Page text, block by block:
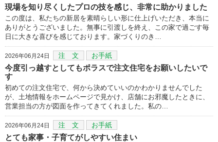
現場を知り尽くしたプロの技を感じ、非常に助かりました
この度は、私たちの新居を素晴らしい形に仕上げいただき、本当に
ありがとうございました。無事に引渡しを終え、この家で過ごす毎
日に大きな喜びを感じております。家づくりのき…
2026年06月24日 注 文 お手紙
今度引っ越すとしてもポラスで注文住宅をお願いしたいで
す
初めての注文住宅で、何から決めていいのかわかりませんでした
が、土地情報をホームページで見かけ、店舗にお邪魔したときに、
営業担当の方が図面を作ってきてくれました。私の…
2026年06月24日 注 文 お手紙
とても家事・子育てがしやすい住まい